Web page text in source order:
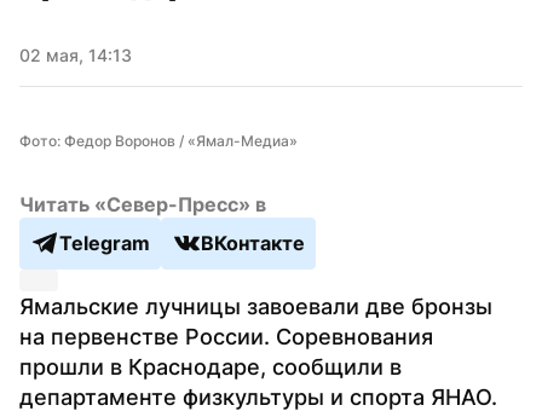
02 мая, 14:13
Фото: Федор Воронов / «Ямал-Медиа»
Читать «Север-Пресс» в
Telegram
ВКонтакте
Ямальские лучницы завоевали две бронзы
на первенстве России. Соревнования
прошли в Краснодаре, сообщили в
департаменте физкультуры и спорта ЯНАО.